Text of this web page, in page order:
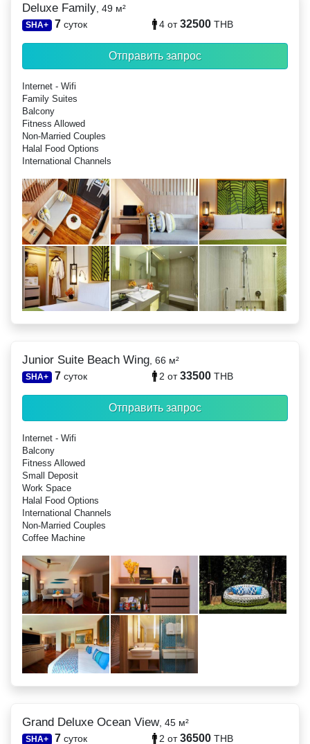
Deluxe Family , 49 м²
SHA+ 7 суток 4 от 32500 THB
Отправить запрос
Internet - Wifi
Family Suites
Balcony
Fitness Allowed
Non-Married Couples
Halal Food Options
International Channels
Junior Suite Beach Wing, 66 м²
SHA+ 7 суток 2 от 33500 THB
Отправить запрос
Internet - Wifi
Balcony
Fitness Allowed
Small Deposit
Work Space
Halal Food Options
International Channels
Non-Married Couples
Coffee Machine
Grand Deluxe Ocean View, 45 м²
SHA+ 7 суток 2 от 36500 THB